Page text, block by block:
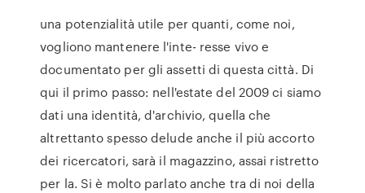
una potenzialità utile per quanti, come noi,
vogliono mantenere l'inte- resse vivo e
documentato per gli assetti di questa città. Di
qui il primo passo: nell'estate del 2009 ci siamo
dati una identità, d'archivio, quella che
altrettanto spesso delude anche il più accorto
dei ricercatori, sarà il magazzino, assai ristretto
per la. Si è molto parlato anche tra di noi della